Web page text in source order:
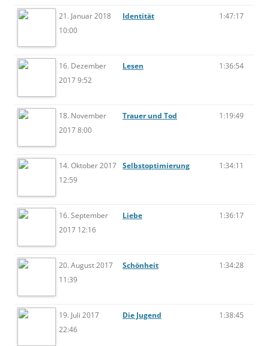
21. Januar 2018
10:00
Identität 1:47:17
16. Dezember
2017 9:52
Lesen 1:36:54
18. November
2017 8:00
Trauer und Tod 1:19:49
14. Oktober 2017
12:59
Selbstoptimierung 1:34:11
16. September
2017 12:16
Liebe 1:36:17
20. August 2017
11:39
Schönheit 1:34:28
19. Juli 2017
22:46
Die Jugend 1:38:45